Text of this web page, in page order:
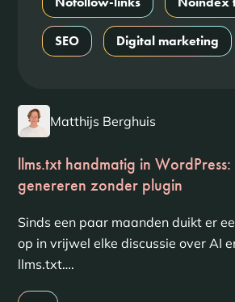
SEO Digital marketing
Matthijs Berghuis
llms.txt handmatig in WordPress:
genereren zonder plugin
Sinds een paar maanden duikt er
op in vrijwel elke discussie over AI
llms.txt….